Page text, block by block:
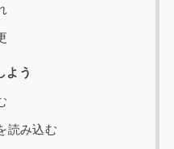
よう
読み込む